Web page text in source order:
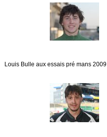
Louis Bulle aux essais pré mans 2009